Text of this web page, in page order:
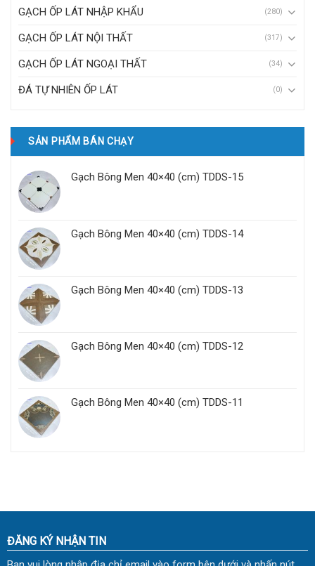
GẠCH ỐP LÁT NHẬP KHẨU (280)
GẠCH ỐP LÁT NỘI THẤT (317)
GẠCH ỐP LÁT NGOẠI THẤT (34)
ĐÁ TỰ NHIÊN ỐP LÁT (0)
SẢN PHẨM BÁN CHẠY
Gạch Bông Men 40×40 (cm) TDDS-15
Gạch Bông Men 40×40 (cm) TDDS-14
Gạch Bông Men 40×40 (cm) TDDS-13
Gạch Bông Men 40×40 (cm) TDDS-12
Gạch Bông Men 40×40 (cm) TDDS-11
ĐĂNG KÝ NHẬN TIN